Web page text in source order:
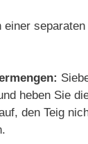
einer
heben Sie
den Teig